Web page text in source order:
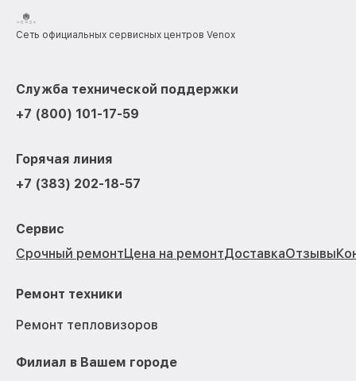
Сеть официальных сервисных центров Venox
Служба технической поддержки
+7 (800) 101-17-59
Горячая линия
+7 (383) 202-18-57
Сервис
Срочный ремонтЦена на ремонтДоставкаОтзывы
Ремонт техники
Ремонт тепловизоров
Филиал в Вашем городе